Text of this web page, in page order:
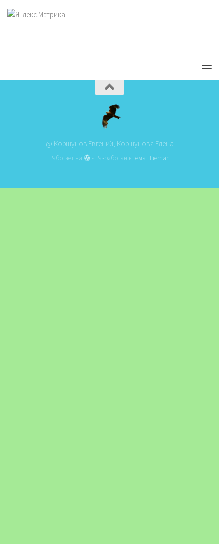
@ Коршунов Евгений, Коршунова Елена
Работает на - Разработан втема Hueman